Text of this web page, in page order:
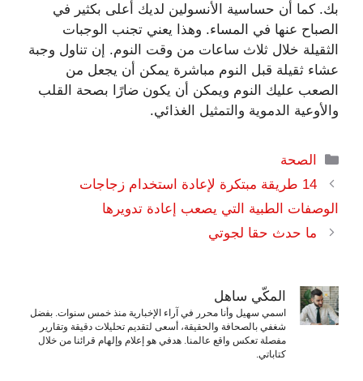
بك. كما أن حساسية الأنسولين لديك أعلى بكثير في
الصباح عنها في المساء. وهذا يعني تجنب الوجبات
الثقيلة خلال ثلاث ساعات من وقت النوم. إن تناول وجبة
عشاء ثقيلة قبل النوم مباشرة يمكن أن يجعل من
الصعب عليك النوم ويمكن أن يكون ضارًا بصحة القلب
والأوعية الدموية والتمثيل الغذائي.
التصنيفات
الصحة
14 طريقة مبتكرة لإعادة استخدام زجاجات
الوصفات الطبية التي يصعب إعادة تدويرها
ما حدث حقا لجوتي
المكّي ساهل
اسمي سهيل وأنا محرر في آراء الإخبارية منذ خمس سنوات. بفضل
شغفي بالصحافة والحقيقة، أسعى لتقديم تحليلات دقيقة وتقارير
مفصلة تعكس واقع عالمنا. هدفي هو إعلام وإلهام قرائنا من خلال
كتاباتي.